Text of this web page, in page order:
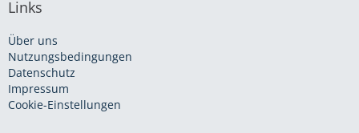
Links
Über uns
Nutzungsbedingungen
Datenschutz
Impressum
Cookie-Einstellungen